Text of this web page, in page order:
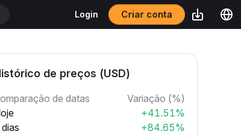
Login Criar conta
de preços (USD)
de datas
Variação (%)
+41.51%
+84.65%